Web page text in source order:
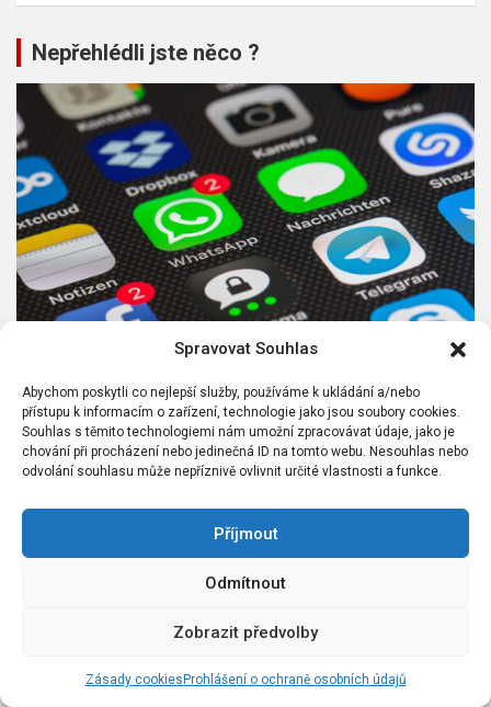
Spravovat Souhlas
Abychom poskytli co nejlepší služby, používáme k ukládání a/nebo
přístupu k informacím o zařízení, technologie jako jsou soubory cookies.
Souhlas s těmito technologiemi nám umožní zpracovávat údaje, jako je
chování při procházení nebo jedinečná ID na tomto webu. Nesouhlas nebo
odvolání souhlasu může nepříznivě ovlivnit určité vlastnosti a funkce.
Příjmout
Odmítnout
Zobrazit předvolby
Zásady cookies Prohlášení o ochraně osobních údajů
Nepřehlédli jste něco ?
Nové ceny neomezených tarifů
4. 10. 2025 admin